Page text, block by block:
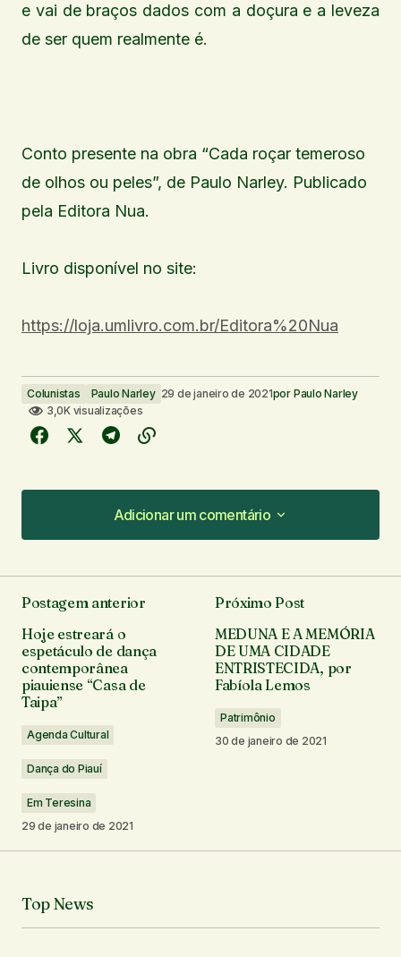
e vai de braços dados com a doçura e a leveza
de ser quem realmente é.
Conto presente na obra “Cada roçar temeroso
de olhos ou peles”, de Paulo Narley. Publicado
pela Editora Nua.
Livro disponível no site:
https://loja.umlivro.com.br/Editora%20Nua
Colunistas Paulo Narley 29 de janeiro de 2021por Paulo Narley
3,0K visualizações
Adicionar um comentário
Adicionar um comentário
O seu endereço de e-mail não será publicado.
Campos obrigatórios são marcados com*
Comentário*
Seu nome
Seu e-mail*
Notifique-me sobre novos comentários por e-mail.
Postagem anterior
Hoje estreará o
espetáculo de dança
contemporânea
piauiense “Casa de
Taipa”
Agenda Cultural
Dança do Piauí
Em Teresina
29 de janeiro de 2021
Próximo Post
MEDUNA E A MEMÓRIA
DE UMA CIDADE
ENTRISTECIDA, por
Fabíola Lemos
Patrimônio
30 de janeiro de 2021
Top News